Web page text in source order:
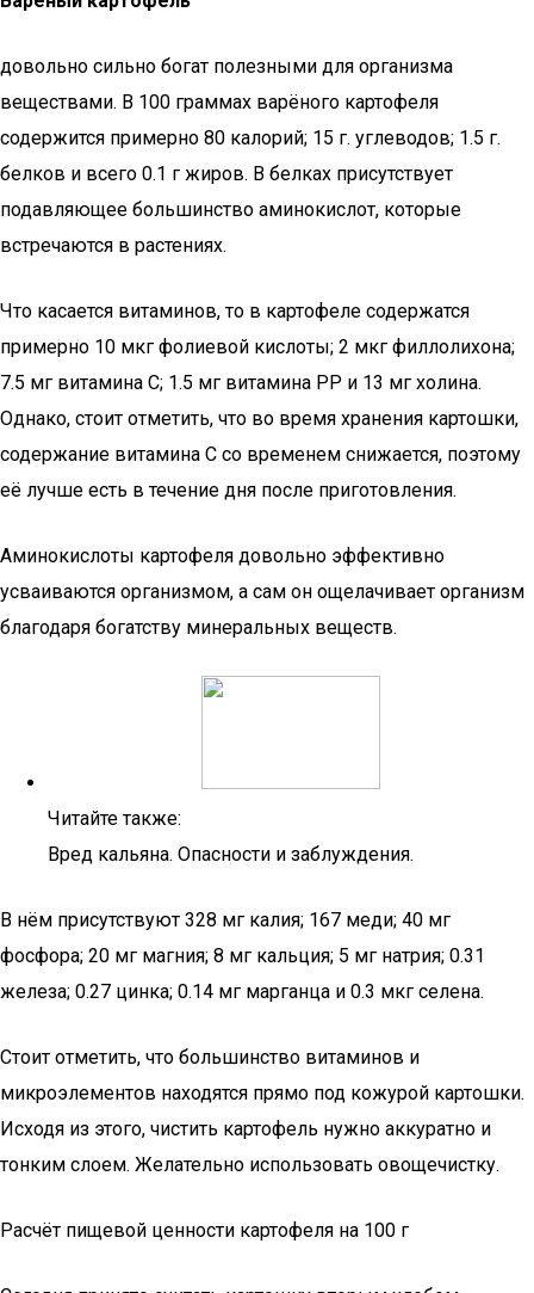
довольно сильно богат полезными для организма
веществами. В 100 граммах варёного картофеля
содержится примерно 80 калорий; 15 г. углеводов; 1.5 г.
белков и всего 0.1 г жиров. В белках присутствует
подавляющее большинство аминокислот, которые
встречаются в растениях.
Что касается витаминов, то в картофеле содержатся
примерно 10 мкг фолиевой кислоты; 2 мкг филлолихона;
7.5 мг витамина С; 1.5 мг витамина РР и 13 мг холина.
Однако, стоит отметить, что во время хранения картошки,
содержание витамина С со временем снижается, поэтому
её лучше есть в течение дня после приготовления.
Аминокислоты картофеля довольно эффективно
усваиваются организмом, а сам он ощелачивает организм
благодаря богатству минеральных веществ.
Читайте также:
Вред кальяна. Опасности и заблуждения.
В нём присутствуют 328 мг калия; 167 меди; 40 мг
фосфора; 20 мг магния; 8 мг кальция; 5 мг натрия; 0.31
железа; 0.27 цинка; 0.14 мг марганца и 0.3 мкг селена.
Стоит отметить, что большинство витаминов и
микроэлементов находятся прямо под кожурой картошки.
Исходя из этого, чистить картофель нужно аккуратно и
тонким слоем. Желательно использовать овощечистку.
Расчёт пищевой ценности картофеля на 100 г